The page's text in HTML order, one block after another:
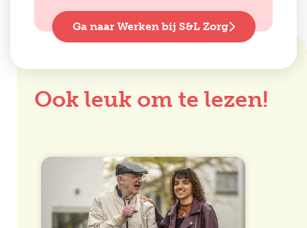
Ga naar Werken bij S&L Zorg
Ook leuk om te lezen!